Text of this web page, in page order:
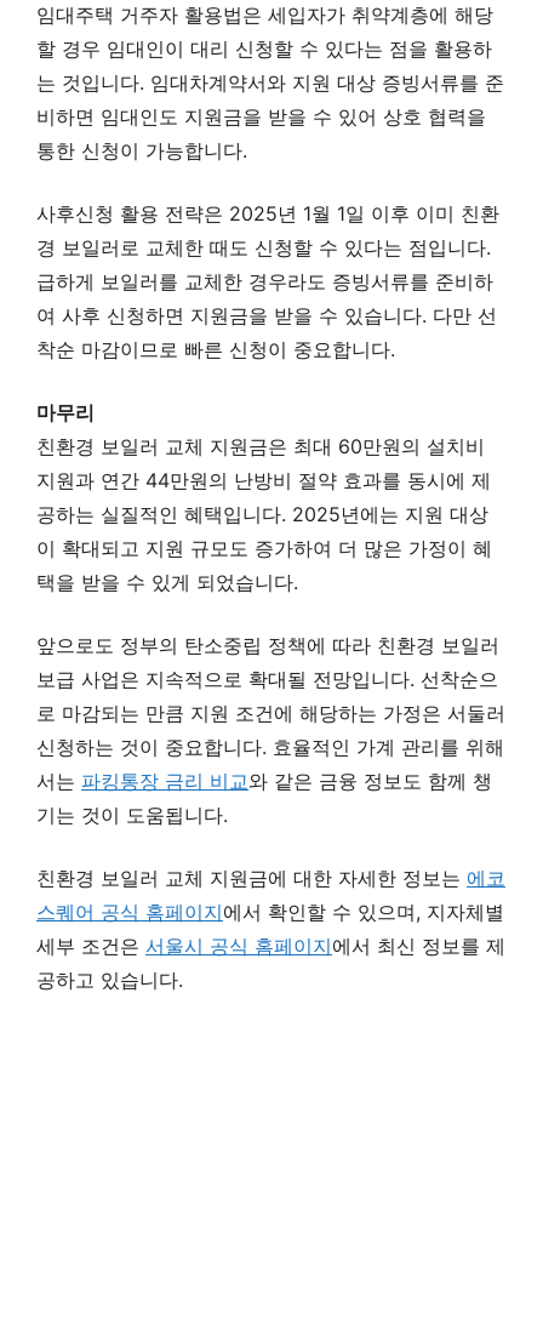
임대주택 거주자 활용법은 세입자가 취약계층에 해당
할 경우 임대인이 대리 신청할 수 있다는 점을 활용하
는 것입니다. 임대차계약서와 지원 대상 증빙서류를 준
비하면 임대인도 지원금을 받을 수 있어 상호 협력을
통한 신청이 가능합니다.
사후신청 활용 전략은 2025년 1월 1일 이후 이미 친환
경 보일러로 교체한 때도 신청할 수 있다는 점입니다.
급하게 보일러를 교체한 경우라도 증빙서류를 준비하
여 사후 신청하면 지원금을 받을 수 있습니다. 다만 선
착순 마감이므로 빠른 신청이 중요합니다.
마무리
친환경 보일러 교체 지원금은 최대 60만원의 설치비
지원과 연간 44만원의 난방비 절약 효과를 동시에 제
공하는 실질적인 혜택입니다. 2025년에는 지원 대상
이 확대되고 지원 규모도 증가하여 더 많은 가정이 혜
택을 받을 수 있게 되었습니다.
앞으로도 정부의 탄소중립 정책에 따라 친환경 보일러
보급 사업은 지속적으로 확대될 전망입니다. 선착순으
로 마감되는 만큼 지원 조건에 해당하는 가정은 서둘러
신청하는 것이 중요합니다. 효율적인 가계 관리를 위해
서는 파킹통장 금리 비교와 같은 금융 정보도 함께 챙
기는 것이 도움됩니다.
친환경 보일러 교체 지원금에 대한 자세한 정보는 에코
스퀘어 공식 홈페이지에서 확인할 수 있으며, 지자체별
세부 조건은 서울시 공식 홈페이지에서 최신 정보를 제
공하고 있습니다.